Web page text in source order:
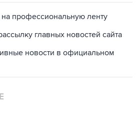
на профессиональную ленту
главных новостей сайта
новости в официальном